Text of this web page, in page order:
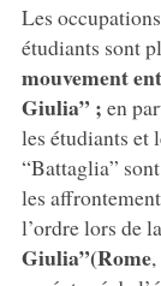
Les
étudiants sont
mouvement
Giulia” ; en
les étudiants et
“Battaglia”
les
l’ordre lors de
Giulia”(Rome,